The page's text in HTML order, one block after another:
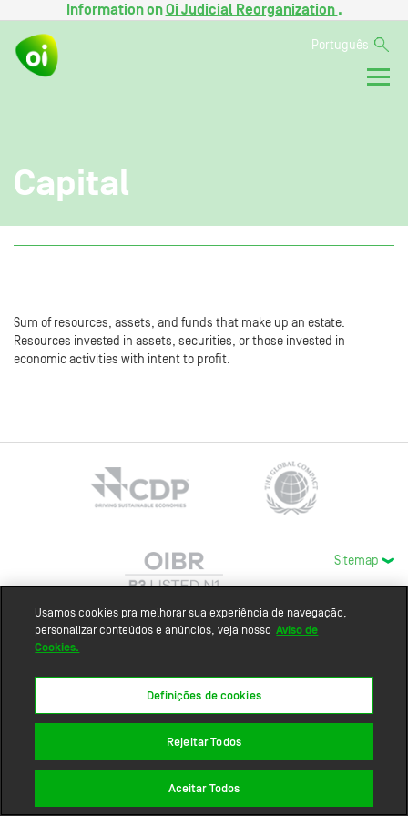
Information onOi Judicial Reorganization .
Português
Capital
Sum of resources, assets, and funds that make up an estate.
Resources invested in assets, securities, or those invested in
economic activities with intent to profit.
Sitemap
Usamos cookies pra melhorar sua experiência de navegação,
personalizar conteúdos e anúncios, veja nosso Aviso de
Cookies.
Definições de cookies
Rejeitar Todos
Aceitar Todos